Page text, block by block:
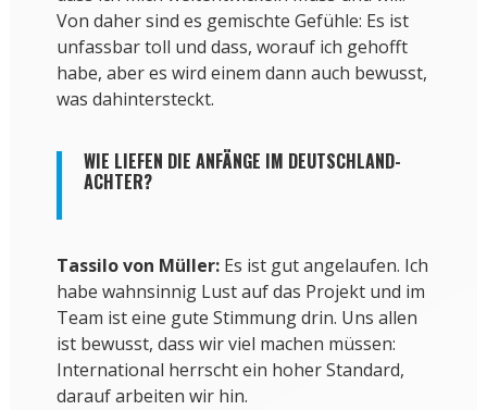
Von daher sind es gemischte Gefühle: Es ist
unfassbar toll und dass, worauf ich gehofft
habe, aber es wird einem dann auch bewusst,
was dahintersteckt.
WIE LIEFEN DIE ANFÄNGE IM DEUTSCHLAND-
ACHTER?
Tassilo von Müller:Es ist gut angelaufen. Ich
habe wahnsinnig Lust auf das Projekt und im
Team ist eine gute Stimmung drin. Uns allen
ist bewusst, dass wir viel machen müssen:
International herrscht ein hoher Standard,
darauf arbeiten wir hin.